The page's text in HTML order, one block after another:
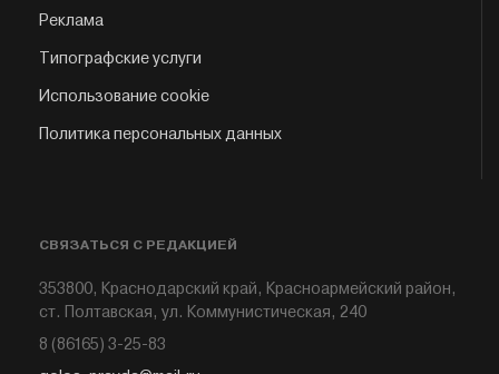
Реклама
Типографские услуги
Использование cookie
Политика персональных данных
СВЯЗАТЬСЯ С РЕДАКЦИЕЙ
353800, Краснодарский край, Красноармейский район,
ст. Полтавская, ул. Коммунистическая, 240
8 (86165) 3-25-83